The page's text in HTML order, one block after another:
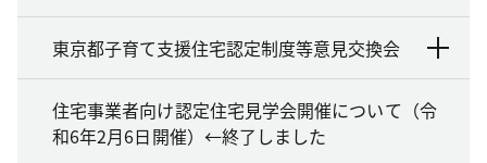
東京都子育て支援住宅認定制度等意見交換会
住宅事業者向け認定住宅見学会開催について（令
和6年2月6日開催）←終了しました